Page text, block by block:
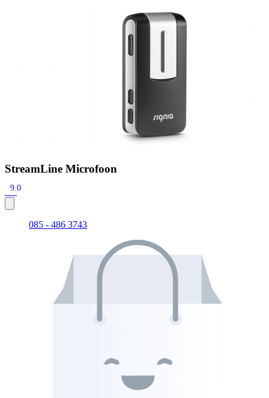
Signia Pure BCT IX
FiltersDomes
Signia Active Mini IX - Oplaadbaar
De Signia Active Mini IX is het nieuwste hoortoestel van Signia.
StreamLine Microfoon
9.0
085 - 486 3743